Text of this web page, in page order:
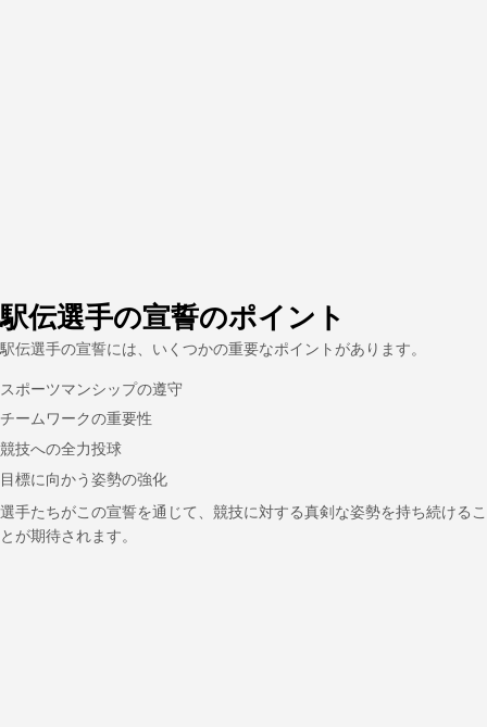
駅伝選手の宣誓のポイント
駅伝選手の宣誓には、いくつかの重要なポイントがあります。
スポーツマンシップの遵守
チームワークの重要性
競技への全力投球
目標に向かう姿勢の強化
選手たちがこの宣誓を通じて、競技に対する真剣な姿勢を持ち続けるこ
とが期待されます。